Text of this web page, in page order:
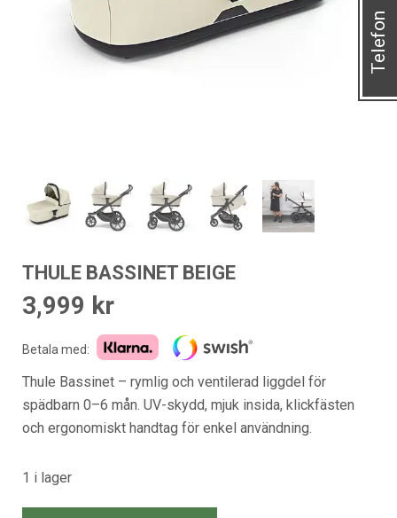
THULE BASSINET BEIGE
3,999 kr
Betala med:
Thule Bassinet – rymlig och ventilerad liggdel för
spädbarn 0–6 mån. UV-skydd, mjuk insida, klickfästen
och ergonomiskt handtag för enkel användning.
1 i lager
Telefon